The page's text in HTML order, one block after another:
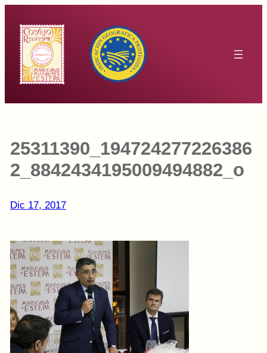
contenido
25311390_194724277226386
2_8842434195009494882_o
Dic 17, 2017